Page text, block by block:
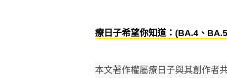
療日子希望你知道：(BA.4、
本文著作權屬療日子與其創作者